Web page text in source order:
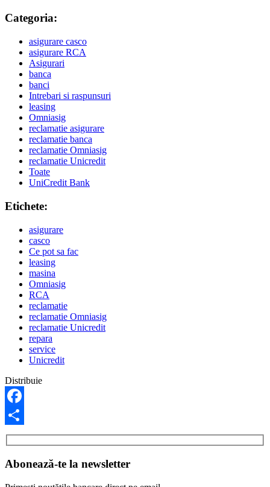
Categoria:
asigurare casco
asigurare RCA
Asigurari
banca
banci
Intrebari si raspunsuri
leasing
Omniasig
reclamatie asigurare
reclamatie banca
reclamatie Omniasig
reclamatie Unicredit
Toate
UniCredit Bank
Etichete:
asigurare
casco
Ce pot sa fac
leasing
masina
Omniasig
RCA
reclamatie
reclamatie Omniasig
reclamatie Unicredit
repara
service
Unicredit
Distribuie
Facebook
Partajează
Abonează-te la newsletter